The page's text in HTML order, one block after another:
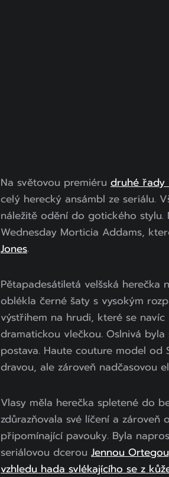
Na světovou premiéru druhé řady
celý herecký ansámbl ze seriálu.
náležitě odění do gotického stylu.
Wednesday Morticia Addams,
Jones.
Pětapadesátiletá velšská herečka
oblékla černé šaty s vysokým
výstřihem na hrudi, které se
dramatickou vlečkou. Oslnivá
postava. Haute couture model od
dravou, ale zároveň nadčasovou
Vlasy měla herečka spletené do
zdůrazňovala své líčení a zároveň
připomínající pavouky. Byla
seriálovou dcerou Jennou
vzhledu hada svlékajícího se z